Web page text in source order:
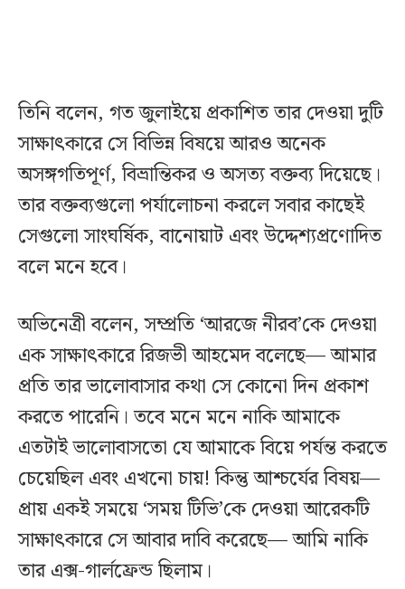
তিনি বলেন, গত জুলাইয়ে প্রকাশিত তার দেওয়া দুটি
সাক্ষাৎকারে সে বিভিন্ন বিষয়ে আরও অনেক
অসঙ্গগতিপূর্ণ, বিভ্রান্তিকর ও অসত্য বক্তব্য দিয়েছে।
তার বক্তব্যগুলো পর্যালোচনা করলে সবার কাছেই
সেগুলো সাংঘর্ষিক, বানোয়াট এবং উদ্দেশ্যপ্রণোদিত
বলে মনে হবে।
অভিনেত্রী বলেন, সম্প্রতি ‘আরজে নীরব’কে দেওয়া
এক সাক্ষাৎকারে রিজভী আহমেদ বলেছে— আমার
প্রতি তার ভালোবাসার কথা সে কোনো দিন প্রকাশ
করতে পারেনি। তবে মনে মনে নাকি আমাকে
এতটাই ভালোবাসতো যে আমাকে বিয়ে পর্যন্ত করতে
চেয়েছিল এবং এখনো চায়! কিন্তু আশ্চর্যের বিষয়—
প্রায় একই সময়ে ‘সময় টিভি’কে দেওয়া আরেকটি
সাক্ষাৎকারে সে আবার দাবি করেছে— আমি নাকি
তার এক্স-গার্লফ্রেন্ড ছিলাম।